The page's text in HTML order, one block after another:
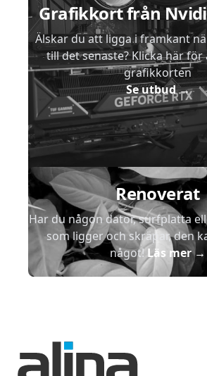
Grafikkort från
Älskar du att ligga i framkant
till det senaste? Klicka här
grafikkorten
Se utbud→
Renoverat
Har du någon dator, surfplatta
som ligger och skräpar, den
något!Läs mer→